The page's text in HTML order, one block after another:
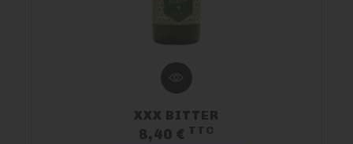
XXX BITTER
8,40 € TTC